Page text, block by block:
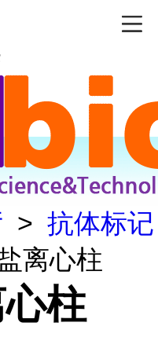
> 抗体标记
离心柱
柱